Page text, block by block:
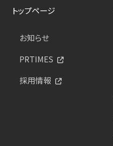
トップページ
お知らせ
PRTIMES
採用情報